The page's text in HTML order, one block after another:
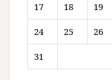
17 18 19
24 25 26
31